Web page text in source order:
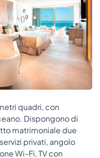
quadri, con
Dispongono di
matrimoniale due
privati, angolo
Wi-Fi, TV con